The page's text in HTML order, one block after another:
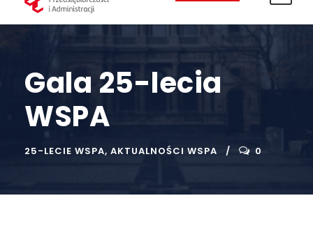
Gala 25-lecia
WSPA
25-LECIE WSPA, AKTUALNOŚCI WSPA 0